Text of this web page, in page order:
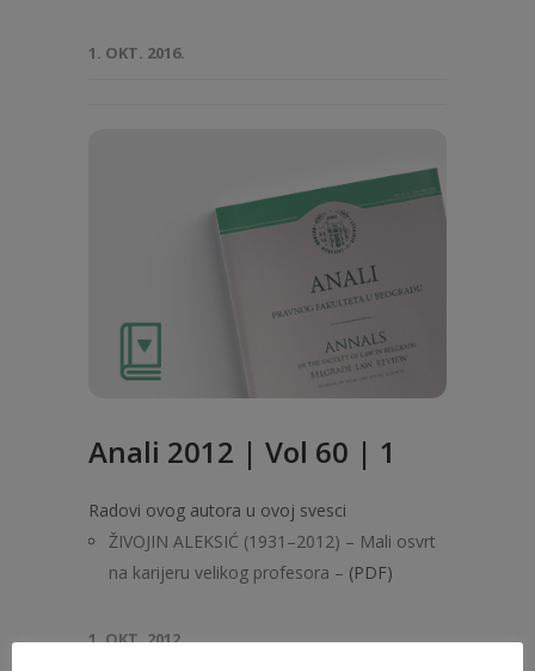
1. OKT. 2016.
Anali 2012 | Vol 60 | 1
Radovi ovog autora u ovoj svesci
ŽIVOJIN ALEKSIĆ (1931–2012) – Mali osvrt
na karijeru velikog profesora – (PDF)
1. OKT. 2012.